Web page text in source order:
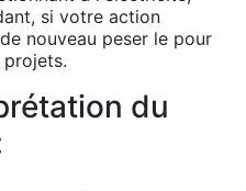
si votre action
nouveau peser le pour
du